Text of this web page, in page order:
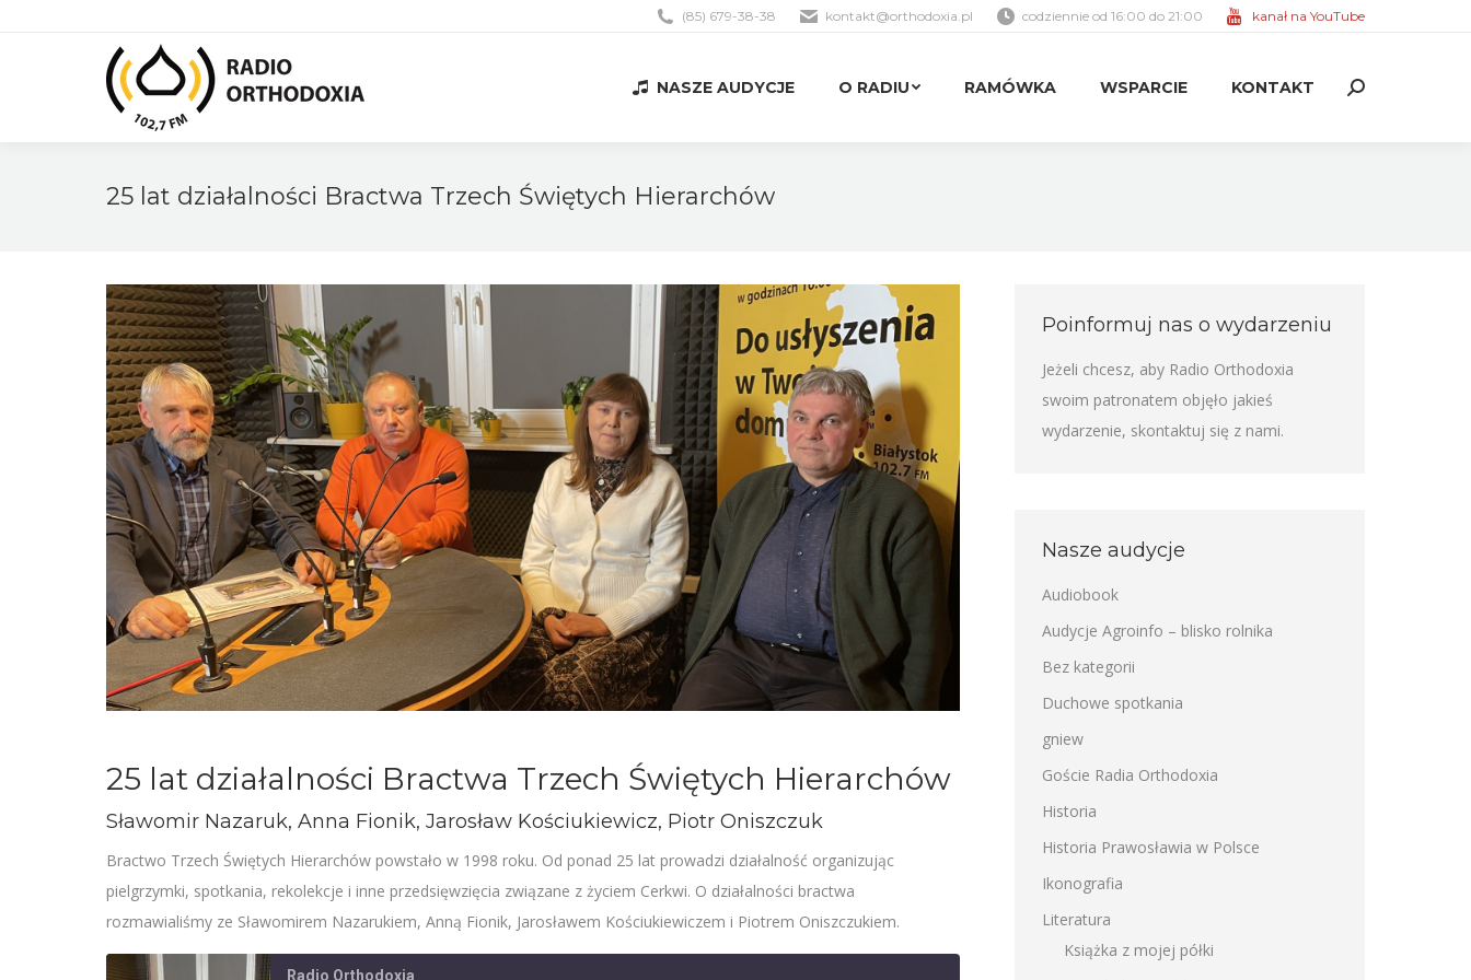
(85) 679-38-38 kontakt@orthodoxia.pl codziennie od 16:00 do 21:00 kanał na YouTube
NASZE AUDYCJE O RADIU RAMÓWKA WSPARCIE KONTAKT Search:
25 lat działalności Bractwa Trzech Świętych Hierarchów
25 lat działalności Bractwa Trzech Świętych Hierarchów
Sławomir Nazaruk, Anna Fionik, Jarosław Kościukiewicz, Piotr Oniszczuk
Bractwo Trzech Świętych Hierarchów powstało w 1998 roku. Od ponad 25 lat prowadzi działalność organizując
pielgrzymki, spotkania, rekolekcje i inne przedsięwzięcia związane z życiem Cerkwi. O działalności bractwa
rozmawialiśmy ze Sławomirem Nazarukiem, Anną Fionik, Jarosławem Kościukiewiczem i Piotrem Oniszczukiem.
Radio Orthodoxia
Poinformuj nas o wydarzeniu
Jeżeli chcesz, aby Radio Orthodoxia
swoim patronatem objęło jakieś
wydarzenie, skontaktuj się z nami.
Nasze audycje
Audiobook
Audycje Agroinfo – blisko rolnika
Bez kategorii
Duchowe spotkania
gniew
Goście Radia Orthodoxia
Historia
Historia Prawosławia w Polsce
Ikonografia
Literatura
Książka z mojej półki